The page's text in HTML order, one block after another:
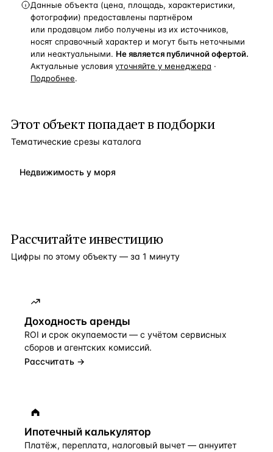
Данные объекта (цена, площадь, характеристики,
фотографии) предоставлены партнёром
или продавцом либо получены из их источников,
носят справочный характер и могут быть неточными
или неактуальными. Не является публичной офертой.
Актуальные условия уточняйте у менеджера ·
Подробнее.
Этот объект попадает в подборки
Тематические срезы каталога
Недвижимость у моря
Рассчитайте инвестицию
Цифры по этому объекту — за 1 минуту
Доходность аренды
ROI и срок окупаемости — с учётом сервисных
сборов и агентских комиссий.
Рассчитать →
Ипотечный калькулятор
Платёж, переплата, налоговый вычет — аннуитет